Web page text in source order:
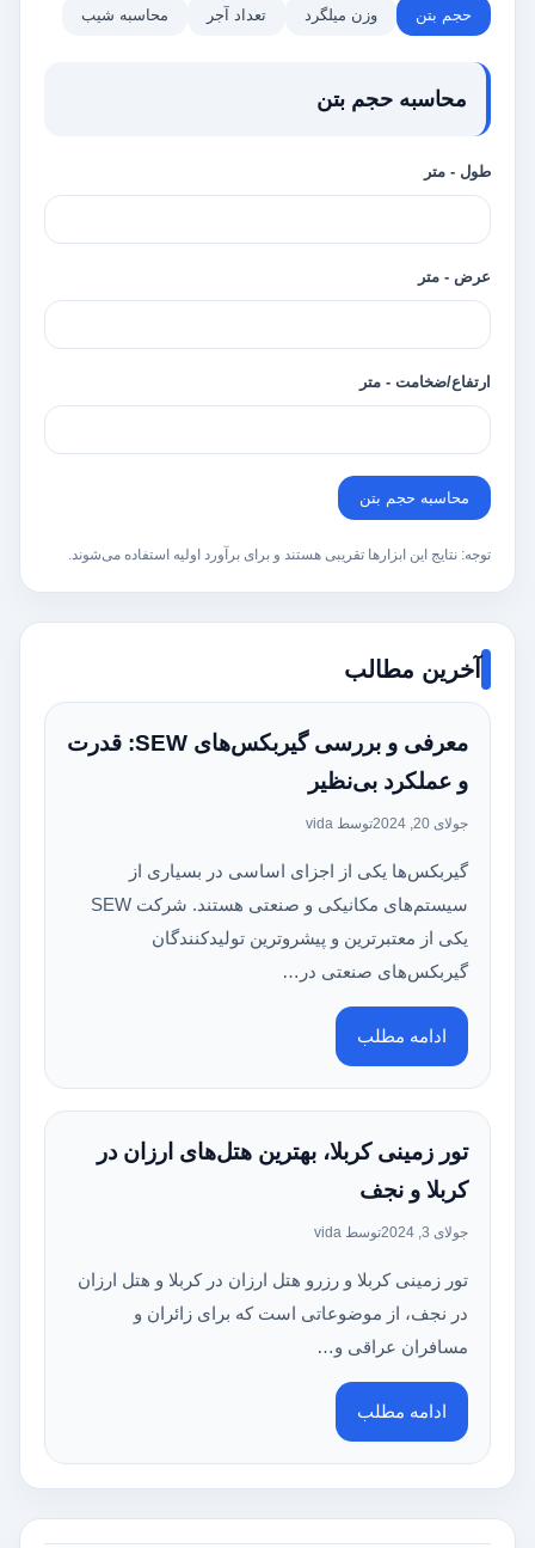
حجم بتن وزن میلگرد تعداد آجر محاسبه شیب
محاسبه حجم بتن
طول - متر
عرض - متر
ارتفاع/ضخامت - متر
محاسبه حجم بتن
توجه: نتایج این ابزارها تقریبی هستند و برای برآورد اولیه استفاده می‌شوند.
آخرین مطالب
معرفی و بررسی گیربکس‌های SEW: قدرت
و عملکرد بی‌نظیر
جولای 20, 2024 توسط vida
گیربکس‌ها یکی از اجزای اساسی در بسیاری از
سیستم‌های مکانیکی و صنعتی هستند. شرکت SEW
یکی از معتبرترین و پیشروترین تولیدکنندگان
گیربکس‌های صنعتی در…
ادامه مطلب
تور زمینی کربلا، بهترین هتل‌های ارزان در
کربلا و نجف
جولای 3, 2024 توسط vida
تور زمینی کربلا و رزرو هتل ارزان در کربلا و هتل ارزان
در نجف، از موضوعاتی است که برای زائران و
مسافران عراقی و…
ادامه مطلب